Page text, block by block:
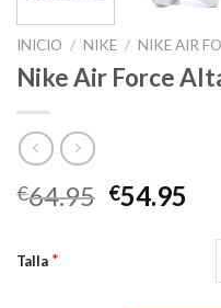
INICIO / NIKE / NIKE AIR
Nike Air Force
€64.95 El
€54.95
es:
Talla *